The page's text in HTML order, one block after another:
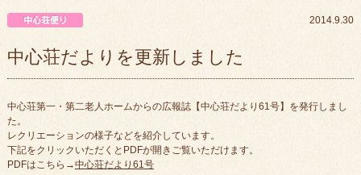
2014.9.30
中心荘だよりを更新しました
中心荘第一・第二老人ホームからの広報誌【中心荘だより61号】を発行しまし
た。
レクリエーションの様子などを紹介しています。
下記をクリックいただくとPDFが開きご覧いただけます。
PDFはこちら→中心荘だより61号